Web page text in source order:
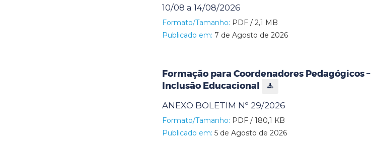
10/08 a 14/08/2026
Formato/Tamanho: PDF / 2,1 MB
Publicado em: 7 de Agosto de 2026
Formação para Coordenadores Pedagógicos
Inclusão Educacional
ANEXO BOLETIM Nº 29/2026
Formato/Tamanho: PDF / 180,1 KB
Publicado em: 5 de Agosto de 2026